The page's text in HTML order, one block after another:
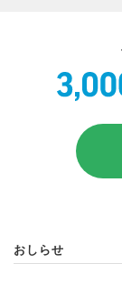
おしらせ